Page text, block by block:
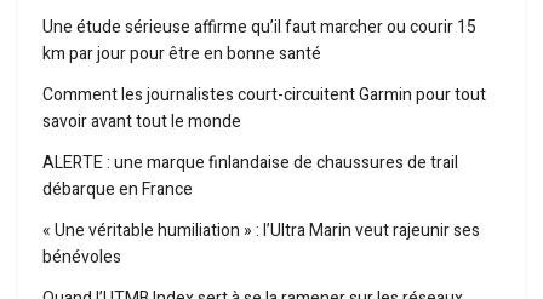
Une étude sérieuse affirme qu’il faut marcher ou courir 15
km par jour pour être en bonne santé
Comment les journalistes court-circuitent Garmin pour tout
savoir avant tout le monde
ALERTE : une marque finlandaise de chaussures de trail
débarque en France
« Une véritable humiliation » : l’Ultra Marin veut rajeunir ses
bénévoles